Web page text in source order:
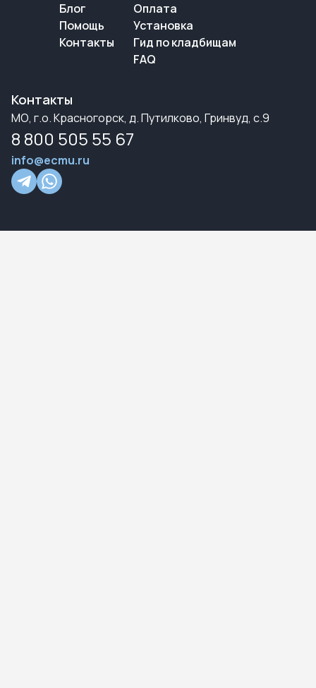
Блог
Помощь
Контакты
Оплата
Установка
Гид по кладбищам
FAQ
Контакты
МО, г.о. Красногорск, д. Путилково, Гринвуд, с.9
8 800 505 55 67
info@ecmu.ru